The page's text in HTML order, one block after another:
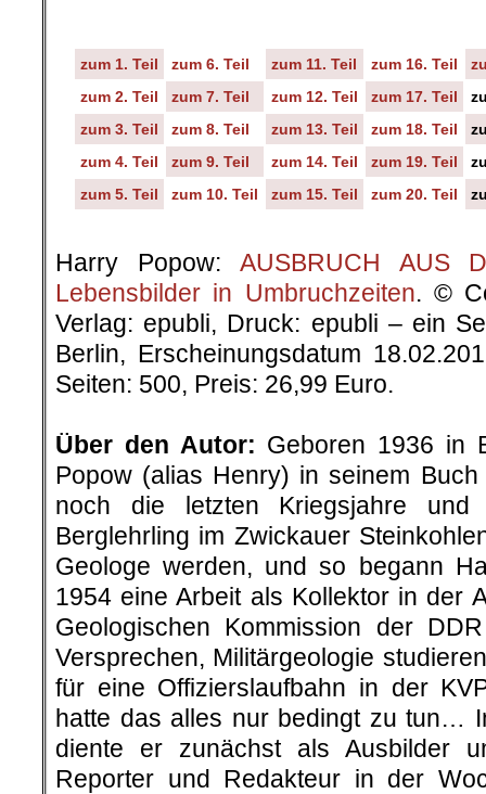
zum 1. Teil zum 6. Teil zum 11. Teil zum 16. Teil
zum 2. Teil
zum 7. Teil zum 12. Teil zum 17. Teil
zum 3. Teil
zum 8. Teil zum 13. Teil zum 18. Teil
zum 4. Teil
zum 9. Teil zum 14. Teil zum 19. Teil
zum 5. Teil
zum 10. Teil zum 15. Teil zum 20. Teil
Harry Popow: AUSBRUCH AUS
Lebensbilder in Umbruchzeiten. ©
Verlag: epubli, Druck: epubli – ein
Berlin, Erscheinungsdatum
Seiten: 500, Preis: 26,99 Euro.
Über den Autor: Geboren 1936 in
Popow (alias Henry) in seinem Buch
noch die letzten Kriegsjahre
Berglehrling im Zwickauer
Geologe werden, und so begann
1954 eine Arbeit als Kollektor in der
Geologischen Kommission der
Versprechen, Militärgeologie
für eine Offizierslaufbahn in der
hatte das alles nur bedingt zu tun…
diente er zunächst als Ausbilder
Reporter und Redakteur in der